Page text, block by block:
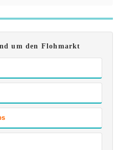
um den Flohmarkt